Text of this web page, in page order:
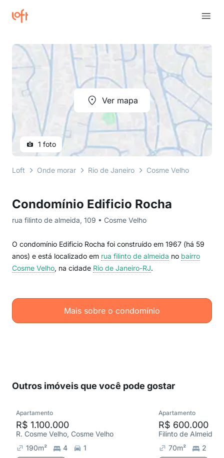
Condomínio Edificio Rocha
rua filinto de almeida, 109 • Cosme Velho
O condomínio Edificio Rocha foi construído em 1967 (há 59
anos) e está localizado em rua filinto de almeida no bairro
Cosme Velho, na cidade Rio de Janeiro-RJ.
Mais sobre o condomínio
Ver mapa
1 foto
Loft Onde morar Rio de Janeiro Cosme Velho
Outros imóveis que você pode gostar
Apartamento
R$ 1.100.000
R. Cosme Velho, Cosme Velho
190m² 4
1
Apartamento
R$ 600.000
Filinto de Almeida,
70m²
2